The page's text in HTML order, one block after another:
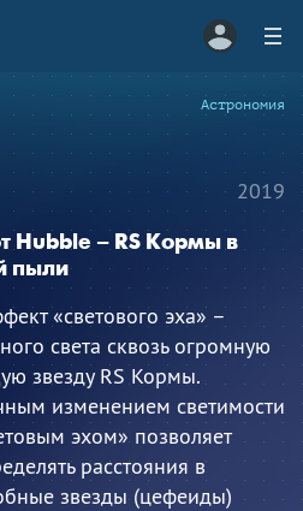
Астрономия
Hubble – RS Кормы в
пыли
«светового эха» –
света сквозь огромную
звезду RS Кормы.
изменением светимости
эхом» позволяет
расстояния в
звезды (цефеиды)
2019